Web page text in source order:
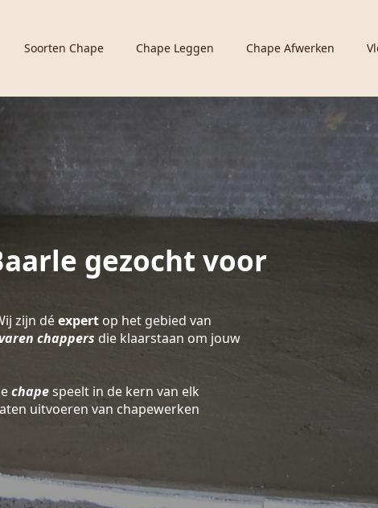
Soorten Chape Chape Leggen Chape Afwerken
gezocht voor
zijn déexpert op het gebied van
chappers die klaarstaan om jouw
chapespeelt in de kern van elk
uitvoeren van chapewerken